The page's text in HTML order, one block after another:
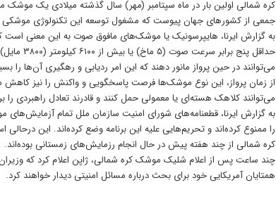
کره شمالی اولین بار در ماه سپتامبر (مهر) سال گذشته میلادی یک موشک
جمعی از کشورهای جهان پیوست که مشغول توسعه این تکنولوژی
به گزارش ایرنا، هایپرسونیک یا موشک‌های مافوق صوت به این معنی
حداقل پنج
می‌توانند در حین پرواز مانور دهند که این امر ردیابی و رهگیری آن‌ها را
از زمان پرواز، این نوع موشک‌ها فرصت پاسخگویی و واکنش را نیز
می‌توانند کلاهک هسته‌ای یا معمولی حمل کنند و قادرند تعادل راهبردی را
به گزارش ایرنا، قطعنامه‌های شورای امنیت سازمان ملل تمام
را ممنوع کرده‌اند و تحریم‌هایی علیه این برنامه وضع کرده‌اند. این
کره شمالی از چند هفته پیش در حال انجام رزمایش‌های زمستانی بوده‌اند.
چند ساعت پس از اعلام شلیک موشک کره شمالی، ژاپن اعلام کرد که
همتایان آمریکایی خود برای بحث درباره مسائل امنیتی دیدار خواهند کرد.